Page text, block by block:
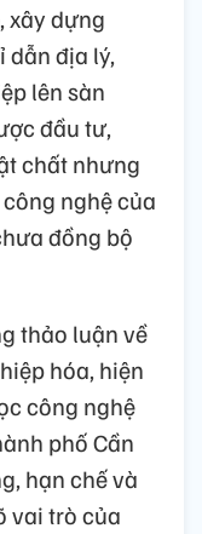
xây dựng
dẫn địa lý,
lên sàn
đầu tư,
chất nhưng
nghệ của
đồng bộ
thảo luận về
hóa, hiện
công nghệ
phố Cần
hạn chế và
vai trò của